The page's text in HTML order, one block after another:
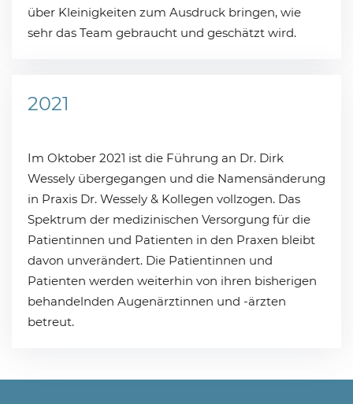
über Kleinigkeiten zum Ausdruck bringen, wie
sehr das Team gebraucht und geschätzt wird.
2021
Im Oktober 2021 ist die Führung an Dr. Dirk
Wessely übergegangen und die Namensänderung
in Praxis Dr. Wessely & Kollegen vollzogen. Das
Spektrum der medizinischen Versorgung für die
Patientinnen und Patienten in den Praxen bleibt
davon unverändert. Die Patientinnen und
Patienten werden weiterhin von ihren bisherigen
behandelnden Augenärztinnen und -ärzten
betreut.